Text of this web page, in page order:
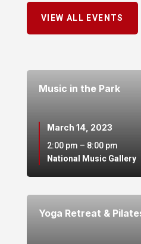
VIEW ALL EVENTS
Music in the Park
March 14, 2023
2:00 pm – 8:00 pm
National Music Gallery
Yoga Retreat &